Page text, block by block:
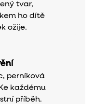
tvar,
ho dítě
ožije.
perníková
každému
příběh.